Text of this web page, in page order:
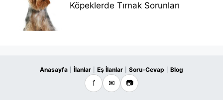
Köpeklerde Tırnak Sorunları
Anasayfa İlanlar Eş İlanlar Soru-Cevap Blog
f ✉ 📷